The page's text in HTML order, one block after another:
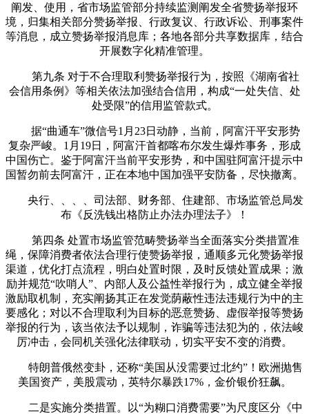
阐发、使用，省市场监管部分持续监测阐发全省赞扬举报环
境，归集相关部分赞扬举报、行政复议、行政诉讼、刑事案件
等消息，成立赞扬举报消息库；各地各部分共享数据库，结合
开展数字化精准管理。
第九条 对于不合理取利赞扬举报行为，按照《湖南省社
会信用条例》等相关依法加强结合信用，构成“一处失信、处
处受限”的信用监管款式。
据“曲通车”微信号1月23日动静，当前，阿富汗平安形势
复杂严峻。1月19日，阿富汗首都喀布尔发生爆炸事务，形成
中国伤亡。鉴于阿富汗当前平安形势，和中国驻阿富汗提示中
国暂勿前去阿富汗，正在本地中国加强平安防备，尽快撤离。
央行、、、、司法部、财务部、住建部、市场监管总局发
布《反洗钱出格防止办法办理法子》！
第四条 处置市场监管范畴赞扬举当全面落实分类措置准
绳，保障消费者依法合理行使赞扬举报，通顺多元化赞扬举报
渠道，优化打点流程，明白处置时限，及时反馈处置成果；激
励并规范“吹哨人”、内部人及公益性举报行为，成立健全举报
激励取机制，充实阐扬其正在发觉荫蔽性违法违规行为中的主
要感化；对以不合理取利为目标的恶意赞扬、虚假举报等赞扬
举报的行为，该当依法予以规制，诈骗等违法犯为的，依法峻
厉冲击，会同机关强化法律联动，切实平安不变的消费。
特朗普俄然变卦，还称“美国从没需要过北约”！欧洲抛售
美国资产，美股震动，英特尔暴跌17%，金价银价狂飙。
二是实施分类措置。以“为糊口消费需要”为尺度区分《中